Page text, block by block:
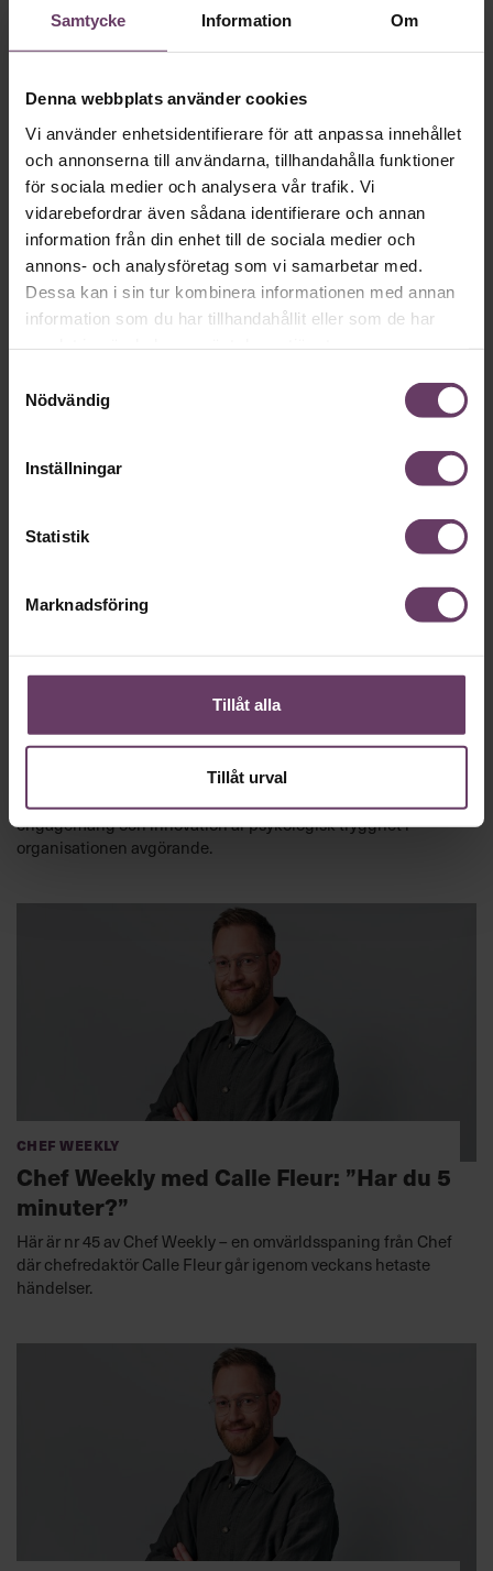
Samtycke Information Om
Denna webbplats använder cookies
Vi använder enhetsidentifierare för att anpassa innehållet
och annonserna till användarna, tillhandahålla funktioner
för sociala medier och analysera vår trafik. Vi
vidarebefordrar även sådana identifierare och annan
information från din enhet till de sociala medier och
annons- och analysföretag som vi samarbetar med.
Dessa kan i sin tur kombinera informationen med annan
information som du har tillhandahållit eller som de har
Nödvändig
Inställningar
Statistik
Marknadsföring
Tillåt alla
Tillåt urval
Leda verksamhet
Psykologisk trygghet på allas läppar:
”Börja med grundrädslan”
experterna.
”Vi måste prata om misstag utan att
leta syndabockar”
Louise Bringselius: För att främja lärande, samarbete,
engagemang och innovation är psykologisk trygghet i
organisationen avgörande.
Chef Weekly
Chef Weekly med Calle Fleur: ”Har du 5
minuter?”
Här är nr 45 av Chef Weekly – en omvärldsspaning från Chef
där chefredaktör Calle Fleur går igenom veckans hetaste
händelser.